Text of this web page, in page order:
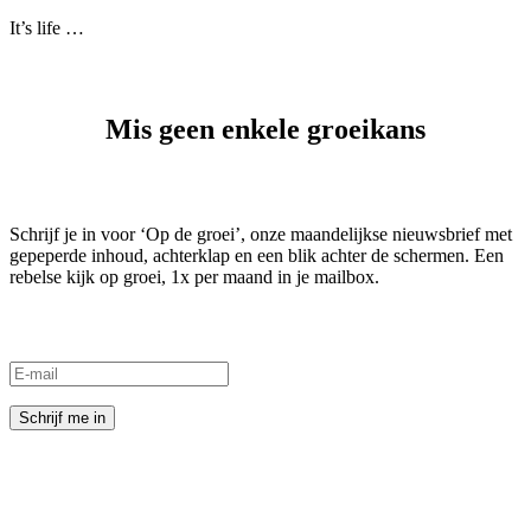
It’s life …
Mis geen enkele groeikans
Schrijf je in voor ‘Op de groei’, onze maandelijkse nieuwsbrief met
gepeperde inhoud, achterklap en een blik achter de schermen. Een
rebelse kijk op groei, 1x per maand in je mailbox.